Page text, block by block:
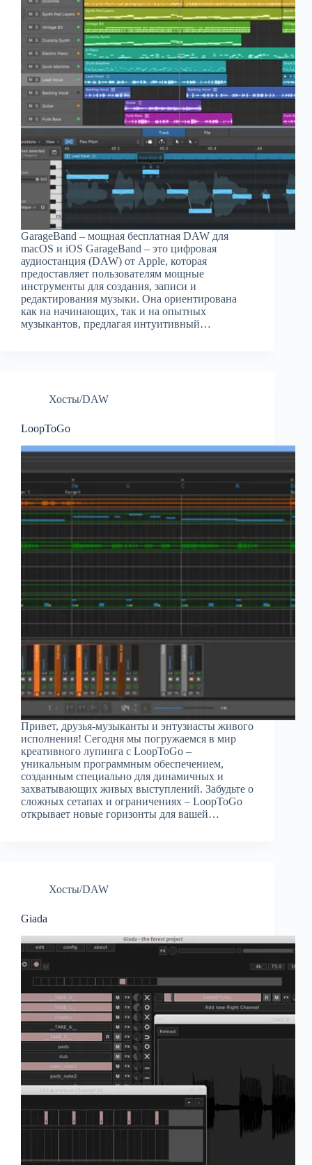
GarageBand – мощная бесплатная DAW для
macOS и iOS GarageBand – это цифровая
аудиостанция (DAW) от Apple, которая
предоставляет пользователям мощные
инструменты для создания, записи и
редактирования музыки. Она ориентирована
как на начинающих, так и на опытных
музыкантов, предлагая интуитивный…
Хосты/DAW
LoopToGo
Привет, друзья-музыканты и энтузиасты живого
исполнения! Сегодня мы погружаемся в мир
креативного лупинга с LoopToGo –
уникальным программным обеспечением,
созданным специально для динамичных и
захватывающих живых выступлений. Забудьте о
сложных сетапах и ограничениях – LoopToGo
открывает новые горизонты для вашей…
Хосты/DAW
Giada